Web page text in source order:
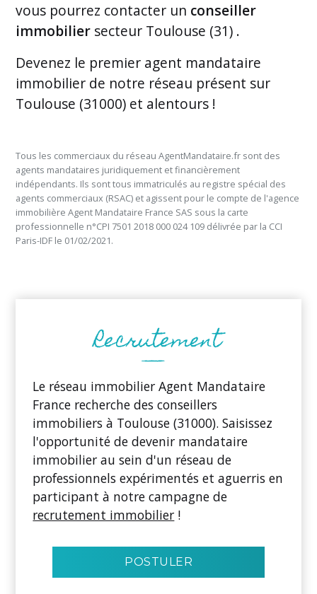
vous pourrez contacter un conseiller
immobilier secteur Toulouse (31) .
Devenez le premier agent mandataire
immobilier de notre réseau présent sur
Toulouse (31000) et alentours !
Tous les commerciaux du réseau AgentMandataire.fr sont des
agents mandataires juridiquement et financièrement
indépendants. Ils sont tous immatriculés au registre spécial des
agents commerciaux (RSAC) et agissent pour le compte de l'agence
immobilière Agent Mandataire France SAS sous la carte
professionnelle n°CPI 7501 2018 000 024 109 délivrée par la CCI
Paris-IDF le 01/02/2021.
Le réseau immobilier Agent Mandataire
France recherche des conseillers
immobiliers à Toulouse (31000). Saisissez
l'opportunité de devenir mandataire
immobilier au sein d'un réseau de
professionnels expérimentés et aguerris en
participant à notre campagne de
recrutement immobilier !
POSTULER